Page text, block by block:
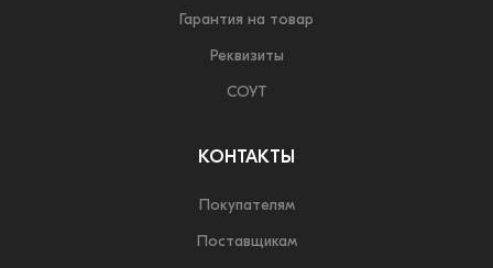
Гарантия на товар
Реквизиты
СОУТ
КОНТАКТЫ
Покупателям
Поставщикам